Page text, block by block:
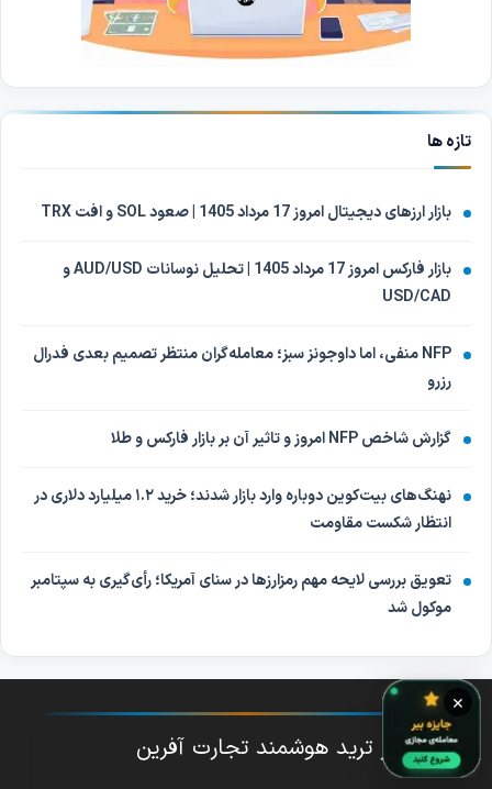
تازه ها
بازار ارزهای دیجیتال امروز 17 مرداد 1405 | صعود SOL و افت TRX
بازار فارکس امروز 17 مرداد 1405 | تحلیل نوسانات AUD/USD و
USD/CAD
NFP منفی، اما داوجونز سبز؛ معامله‌گران منتظر تصمیم بعدی فدرال
رزرو
گزارش شاخص NFP امروز و تاثیر آن بر بازار فارکس و طلا
نهنگ‌های بیت‌کوین دوباره وارد بازار شدند؛ خرید ۱.۲ میلیارد دلاری در
انتظار شکست مقاومت
تعویق بررسی لایحه مهم رمزارزها در سنای آمریکا؛ رأی‌گیری به سپتامبر
موکول شد
دستیار ترید هوشمند تجارت آفرین
×